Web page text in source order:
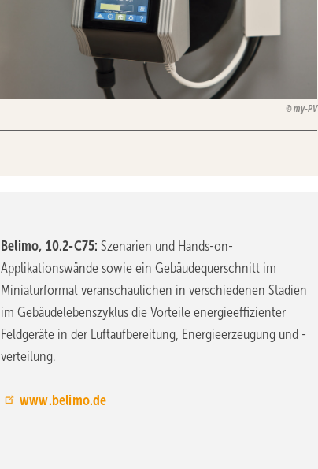
my-PV
Belimo, 10.2-C75: Szenarien und Hands-on-
Applikationswände sowie ein Gebäudequerschnitt im
Miniaturformat veranschaulichen in verschiedenen Stadien
im Gebäudelebenszyklus die Vorteile energieeffizienter
Feldgeräte in der Luftaufbereitung, Energieerzeugung und -
verteilung.
www.belimo.de